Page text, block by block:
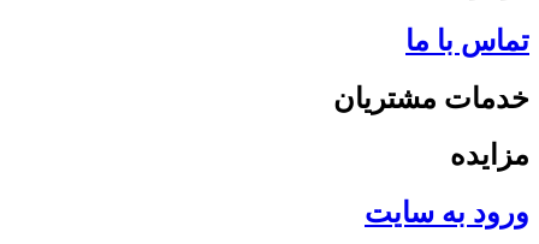
تماس با ما
خدمات مشتریان
مزایده
ورود به سایت